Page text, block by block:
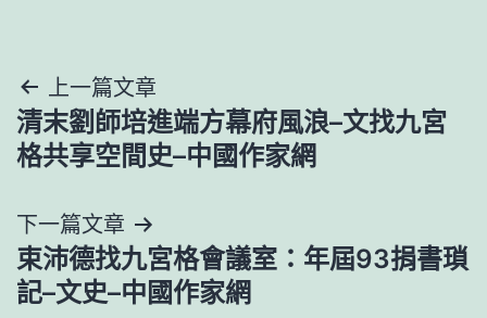
文
章
覽
上一篇文章
清末劉師培進端方幕府風浪–文找九宮
格共享空間史–中國作家網
下一篇文章
束沛德找九宮格會議室：年屆93捐書瑣
記–文史–中國作家網